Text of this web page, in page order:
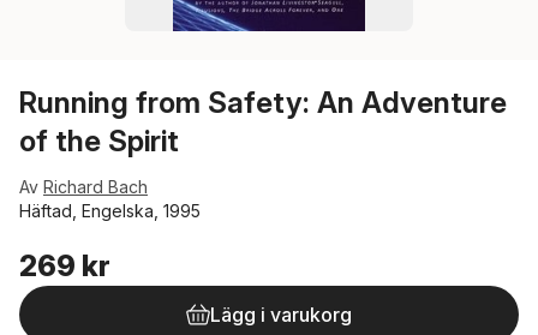
Running from Safety: An Adventure
of the Spirit
Av Richard Bach
Häftad, Engelska, 1995
269 kr
Lägg i varukorg